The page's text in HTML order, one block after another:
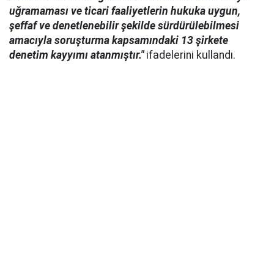
uğramaması ve ticari faaliyetlerin hukuka uygun,
şeffaf ve denetlenebilir şekilde sürdürülebilmesi
amacıyla soruşturma kapsamındaki 13 şirkete
denetim kayyımı atanmıştır."ifadelerini kullandı.